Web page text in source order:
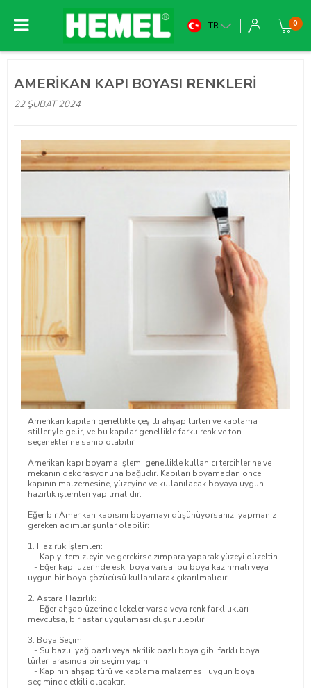
TR 0
AMERIKAN KAPI BOYASI RENKLERI
22 ŞUBAT 2024
Amerikan kapıları genellikle çeşitli ahşap türleri ve kaplama
stilleriyle gelir, ve bu kapılar genellikle farklı renk ve ton
seçeneklerine sahip olabilir.
Amerikan kapı boyama işlemi genellikle kullanıcı tercihlerine ve
mekanın dekorasyonuna bağlıdır. Kapıları boyamadan önce,
kapının malzemesine, yüzeyine ve kullanılacak boyaya uygun
hazırlık işlemleri yapılmalıdır.
Eğer bir Amerikan kapısını boyamayı düşünüyorsanız, yapmanız
gereken adımlar şunlar olabilir:
1. Hazırlık İşlemleri:
- Kapıyı temizleyin ve gerekirse zımpara yaparak yüzeyi düzeltin.
- Eğer kapı üzerinde eski boya varsa, bu boya kazınmalı veya
uygun bir boya çözücüsü kullanılarak çıkarılmalıdır.
2. Astara Hazırlık:
- Eğer ahşap üzerinde lekeler varsa veya renk farklılıkları
mevcutsa, bir astar uygulaması düşünülebilir.
3. Boya Seçimi:
- Su bazlı, yağ bazlı veya akrilik bazlı boya gibi farklı boya
türleri arasında bir seçim yapın.
- Kapının ahşap türü ve kaplama malzemesi, uygun boya
seçiminde etkili olacaktır.